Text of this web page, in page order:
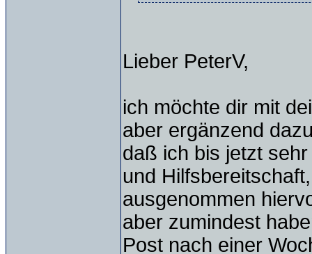
Lieber PeterV,
ich möchte dir mit
aber ergänzend
daß ich bis jetzt
und
ausgenommen
aber zumindest
Post nach einer